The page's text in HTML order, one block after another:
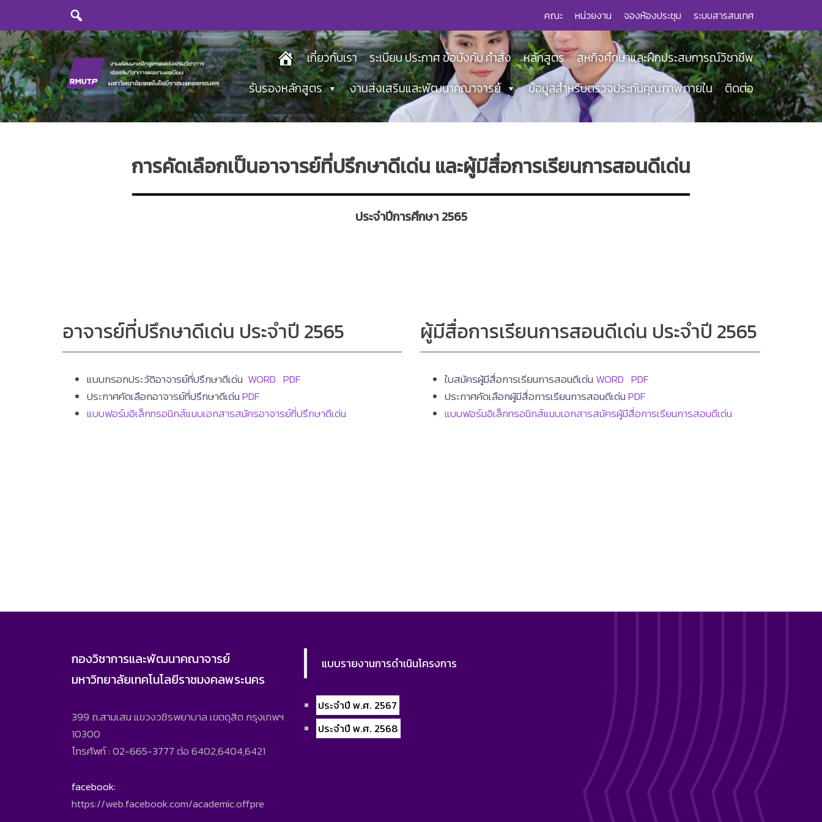
content
คณะ หน่วยงาน จองห้องประชุม ระบบสารสนเทศ
เกี่ยวกับเรา ระเบียบ ประกาศ ข้อบังคับ คำสั่ง หลักสูตร
สหกิจศึกษาและฝึกประสบการณ์วิชาชีพ
รับรองหลักสูตร
งานส่งเสริมและพัฒนาคณาจารย์ ข้อมูลสำหรับตรวจประกันคุณภาพภายใน ติดต่อ
การคัดเลือกเป็นอาจารย์ที่ปรึกษาดีเด่น และผู้มีสื่อการเรียนการสอนดีเด่น
ประจำปีการศึกษา 2565
อาจารย์ที่ปรึกษาดีเด่น ประจำปี 2565
แบบกรอกประวัติอาจารย์ที่ปรึกษาดีเด่น WORD PDF
ประกาศคัดเลือกอาจารย์ที่ปรึกษาดีเด่นPDF
แบบฟอร์มอิเล็กทรอนิกส์แนบเอกสารสมัครอาจารย์ที่ปรึกษาดีเด่น
ผู้มีสื่อการเรียนการสอนดีเด่น ประจำปี 2565
ใบสมัครผู้มีสื่อการเรียนการสอนดีเด่น WORD PDF
ประกาศคัดเลือกผู้มีสื่อการเรียนการสอนดีเด่นPDF
แบบฟอร์มอิเล็กทรอนิกส์แนบเอกสารสมัครผู้มีสื่อการเรียนการสอนดีเด่น
กองวิชาการและพัฒนาคณาจารย์
มหาวิทยาลัยเทคโนโลยีราชมงคลพระนคร
399 ถ.สามเสน แขวงวชิรพยาบาล เขตดุสิต กรุงเทพฯ
10300
โทรศัพท์ : 02-665-3777 ต่อ 6402,6404,6421
facebook:
https://web.facebook.com/academic.offpre
แบบรายงานการดำเนินโครงการ
ประจำปี พ.ศ. 2567
ประจำปี พ.ศ. 2568